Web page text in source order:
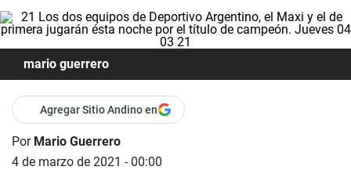
mario guerrero
Agregar Sitio Andino en
Por Mario Guerrero
4 de marzo de 2021 - 00:00